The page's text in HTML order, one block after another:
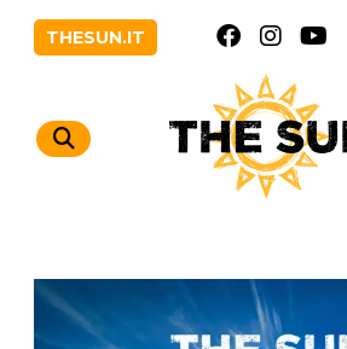
Vai al contenuto
Vai al menu
THESUN.IT